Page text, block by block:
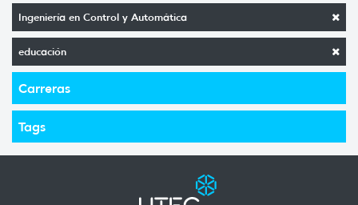
Ingeniería en Control y Automática
educación
Carreras
Tags